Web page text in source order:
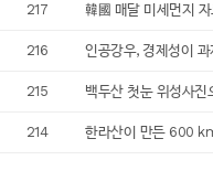
217 韓國 매달 미세먼지
216 인공강우, 경제성이
215 백두산 첫눈 위성사
214 한라산이 만든 600